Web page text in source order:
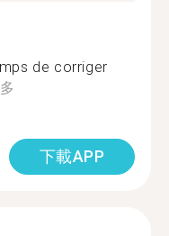
de corriger
下載APP